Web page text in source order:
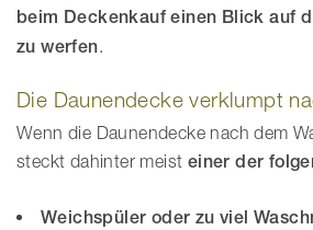
beim Deckenkauf einen Blick auf
zu werfen.
Die Daunendecke verklumpt
Wenn die Daunendecke nach dem
steckt dahinter meist einer der
Weichspüler oder zu viel